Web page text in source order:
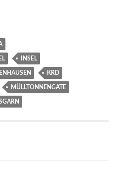
INSEL
KRD
MÜLLTONNENGATE